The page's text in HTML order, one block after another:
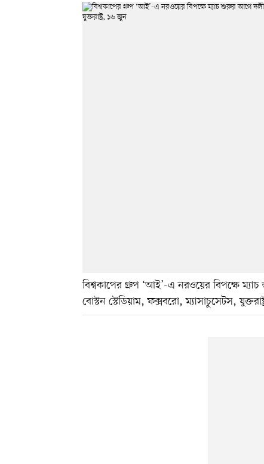
বিশ্বকাপের গ্রুপ ‘আই’-এ নরওয়ের বিপক্ষে
বোস্টন স্টেডিয়াম, ফক্সবরো, ম্যাসাচুসেটস,